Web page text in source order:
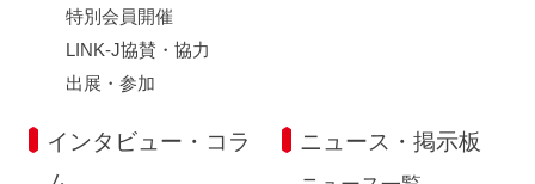
特別会員開催
LINK-J協賛・協力
出展・参加
インタビュー・コラ
ニュース・掲示板